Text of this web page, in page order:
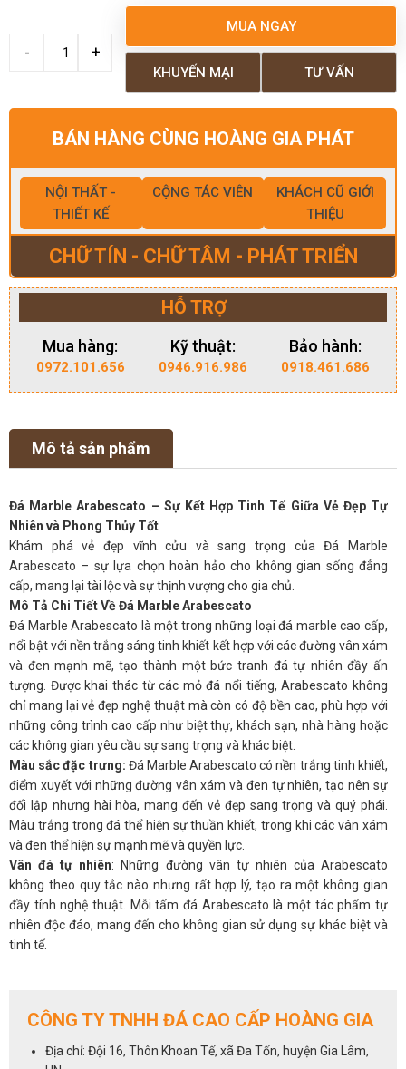
MUA NGAY
TƯ VẤN
KHUYẾN MẠI
BÁN HÀNG CÙNG HOÀNG GIA PHÁT
NỘI THẤT -
THIẾT KẾ
CỘNG TÁC VIÊN
KHÁCH CŨ GIỚI
THIỆU
CHỮ TÍN - CHỮ TÂM - PHÁT TRIỂN
HỖ TRỢ
Mua hàng:
0972.101.656
Kỹ thuật:
0946.916.986
Bảo hành:
0918.461.686
Mô tả sản phẩm
Đá Marble Arabescato – Sự Kết Hợp Tinh Tế Giữa Vẻ Đẹp Tự
Nhiên và Phong Thủy Tốt
Khám phá vẻ đẹp vĩnh cửu và sang trọng của Đá Marble
Arabescato – sự lựa chọn hoàn hảo cho không gian sống đẳng
cấp, mang lại tài lộc và sự thịnh vượng cho gia chủ.
Mô Tả Chi Tiết Về Đá Marble Arabescato
Đá Marble Arabescato là một trong những loại đá marble cao cấp,
nổi bật với nền trắng sáng tinh khiết kết hợp với các đường vân xám
và đen mạnh mẽ, tạo thành một bức tranh đá tự nhiên đầy ấn
tượng. Được khai thác từ các mỏ đá nổi tiếng, Arabescato không
chỉ mang lại vẻ đẹp nghệ thuật mà còn có độ bền cao, phù hợp với
những công trình cao cấp như biệt thự, khách sạn, nhà hàng hoặc
các không gian yêu cầu sự sang trọng và khác biệt.
Màu sắc đặc trưng: Đá Marble Arabescato có nền trắng tinh khiết,
điểm xuyết với những đường vân xám và đen tự nhiên, tạo nên sự
đối lập nhưng hài hòa, mang đến vẻ đẹp sang trọng và quý phái.
Màu trắng trong đá thể hiện sự thuần khiết, trong khi các vân xám
và đen thể hiện sự mạnh mẽ và quyền lực.
Vân đá tự nhiên: Những đường vân tự nhiên của Arabescato
không theo quy tắc nào nhưng rất hợp lý, tạo ra một không gian
đầy tính nghệ thuật. Mỗi tấm đá Arabescato là một tác phẩm tự
nhiên độc đáo, mang đến cho không gian sử dụng sự khác biệt và
tinh tế.
sáng bóng và giữ được vẻ đẹp lâu dài.
Ứng Dụng Của Đá Marble Arabescato
Lát sàn và ốp tường
CÔNG TY TNHH ĐÁ CAO CẤP HOÀNG GIA
Địa chỉ: Đội 16, Thôn Khoan Tế, xã Đa Tốn, huyện Gia Lâm,